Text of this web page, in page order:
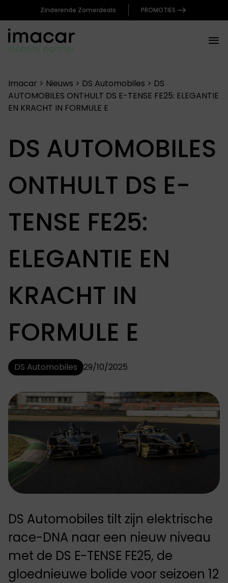
Zinderende Zomerdeals PROMOTIES
Imacar > Nieuws > DS Automobiles > DS
AUTOMOBILES ONTHULT DS E-TENSE FE25: ELEGANTIE
EN KRACHT IN FORMULE E
DS AUTOMOBILES
ONTHULT DS E-
TENSE FE25:
ELEGANTIE EN
KRACHT IN
FORMULE E
DS Automobiles 29/10/2025
DS Automobiles tilt zijn elektrische
race-DNA naar een nieuw niveau
met de DS E-TENSE FE25, de
gloednieuwe bolide voor seizoen 12